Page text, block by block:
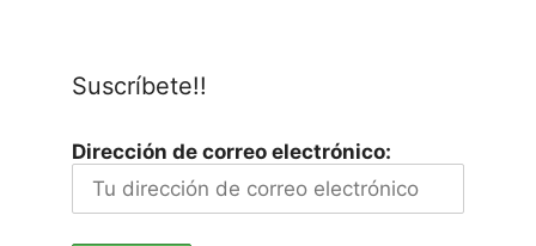
Suscríbete!!
Dirección de correo electrónico: